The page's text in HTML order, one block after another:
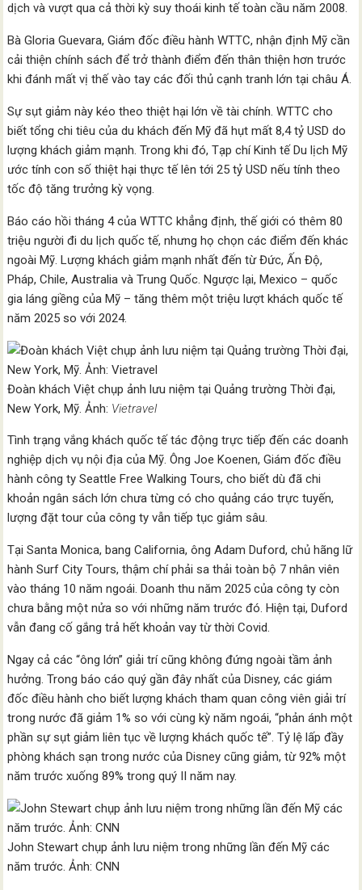
dịch và vượt qua cả thời kỳ suy thoái kinh tế toàn cầu năm 2008.
Bà Gloria Guevara, Giám đốc điều hành WTTC, nhận định Mỹ cần
cải thiện chính sách để trở thành điểm đến thân thiện hơn trước
khi đánh mất vị thế vào tay các đối thủ cạnh tranh lớn tại châu Á.
Sự sụt giảm này kéo theo thiệt hại lớn về tài chính. WTTC cho
biết tổng chi tiêu của du khách đến Mỹ đã hụt mất 8,4 tỷ USD do
lượng khách giảm mạnh. Trong khi đó, Tạp chí Kinh tế Du lịch Mỹ
ước tính con số thiệt hại thực tế lên tới 25 tỷ USD nếu tính theo
tốc độ tăng trưởng kỳ vọng.
Báo cáo hồi tháng 4 của WTTC khẳng định, thế giới có thêm 80
triệu người đi du lịch quốc tế, nhưng họ chọn các điểm đến khác
ngoài Mỹ. Lượng khách giảm mạnh nhất đến từ Đức, Ấn Độ,
Pháp, Chile, Australia và Trung Quốc. Ngược lại, Mexico – quốc
gia láng giềng của Mỹ – tăng thêm một triệu lượt khách quốc tế
năm 2025 so với 2024.
Đoàn khách Việt chụp ảnh lưu niệm tại Quảng trường Thời đại,
New York, Mỹ. Ảnh: Vietravel
Tình trạng vắng khách quốc tế tác động trực tiếp đến các doanh
nghiệp dịch vụ nội địa của Mỹ. Ông Joe Koenen, Giám đốc điều
hành công ty Seattle Free Walking Tours, cho biết dù đã chi
khoản ngân sách lớn chưa từng có cho quảng cáo trực tuyến,
lượng đặt tour của công ty vẫn tiếp tục giảm sâu.
Tại Santa Monica, bang California, ông Adam Duford, chủ hãng lữ
hành Surf City Tours, thậm chí phải sa thải toàn bộ 7 nhân viên
vào tháng 10 năm ngoái. Doanh thu năm 2025 của công ty còn
chưa bằng một nửa so với những năm trước đó. Hiện tại, Duford
vẫn đang cố gắng trả hết khoản vay từ thời Covid.
Ngay cả các “ông lớn” giải trí cũng không đứng ngoài tầm ảnh
hưởng. Trong báo cáo quý gần đây nhất của Disney, các giám
đốc điều hành cho biết lượng khách tham quan công viên giải trí
trong nước đã giảm 1% so với cùng kỳ năm ngoái, “phản ánh một
phần sự sụt giảm liên tục về lượng khách quốc tế”. Tỷ lệ lấp đầy
phòng khách sạn trong nước của Disney cũng giảm, từ 92% một
năm trước xuống 89% trong quý II năm nay.
John Stewart chụp ảnh lưu niệm trong những lần đến Mỹ các
năm trước. Ảnh: CNN